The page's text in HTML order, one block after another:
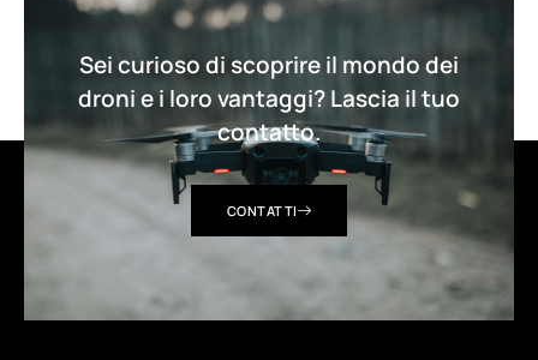
Sei curioso di scoprire il mondo dei
droni e i loro vantaggi? Lascia il tuo
contatto.
CONTATTI